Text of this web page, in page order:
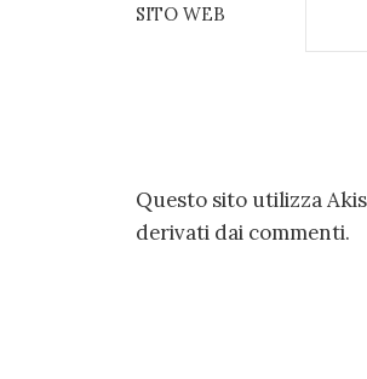
SITO WEB
Questo sito utilizza
derivati dai commenti.